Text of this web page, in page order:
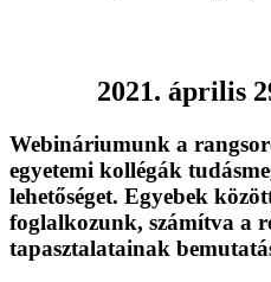
2021. április
Webináriumunk a
egyetemi kollégák
lehetőséget. Egyebek
foglalkozunk, számítva a
tapasztalatainak